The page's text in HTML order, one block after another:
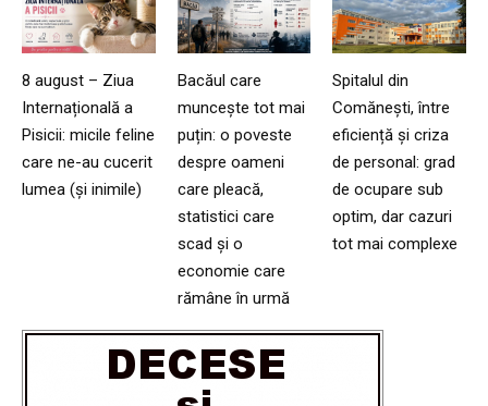
8 august – Ziua
Internațională a
Pisicii: micile feline
care ne-au cucerit
lumea (și inimile)
Bacăul care
muncește tot mai
puțin: o poveste
despre oameni
care pleacă,
statistici care
scad și o
economie care
rămâne în urmă
Spitalul din
Comănești, între
eficiență și criza
de personal: grad
de ocupare sub
optim, dar cazuri
tot mai complexe